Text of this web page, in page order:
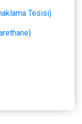
Tesisi)